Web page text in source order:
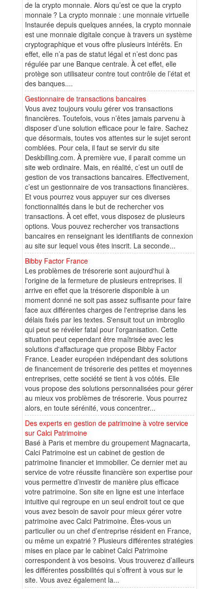
de la crypto monnaie. Alors qu’est ce que la crypto
monnaie ? La crypto monnaie : une monnaie virtuelle
Instaurée depuis quelques années, la crypto monnaie
est une monnaie digitale conçue à travers un système
cryptographique et vous offre plusieurs intérêts. En
effet, elle n’a pas de statut légal et n’est donc pas
régulée par une Banque centrale. À cet effet, elle
protège son utilisateur contre tout contrôle de l’état et
des banques....
Gestionnaire de transactions bancaires
Vous avez toujours voulu gérer vos transactions
financières. Toutefois, vous n’êtes jamais parvenu à
disposer d’une solution efficace pour le faire. Sachez
que désormais, toutes vos attentes sur le sujet seront
comblées. Pour cela, il faut se servir du site
Deskbilling.com. À première vue, il parait comme un
site web ordinaire. Mais, en réalité, c’est un outil de
gestion de vos transactions bancaires. Effectivement,
c’est un gestionnaire de vos transactions financières.
Et vous pourrez vous appuyer sur ces diverses
fonctionnalités dans le but de rechercher vos
transactions. À cet effet, vous disposez de plusieurs
options. Vous pouvez rechercher vos transactions
bancaires en renseignant les identifiants de connexion
au site sur lequel vous êtes inscrit. La seconde...
Bibby Factor France
Les problèmes de trésorerie sont aujourd'hui à
l'origine de la fermeture de plusieurs entreprises. Il
arrive en effet que la trésorerie disponible à un
moment donné ne soit pas assez suffisante pour faire
face aux différentes charges de l'entreprise dans les
délais fixés par les textes. S'ensuit tout un imbroglio
qui peut se révéler fatal pour l'organisation. Cette
situation peut cependant être maîtrisée avec les
solutions d'affacturage que propose Bibby Factor
France. Leader européen indépendant des solutions
de financement de trésorerie des petites et moyennes
entreprises, cette société se tient à vos côtés. Elle
vous propose des solutions personnalisées pour gérer
au mieux vos problèmes de trésorerie. Vous pourrez
alors, en toute sérénité, vous concentrer...
Des experts en gestion de patrimoine à votre service
sur Calci Patrimoine
Basé à Paris et membre du groupement Magnacarta,
Calci Patrimoine est un cabinet de gestion de
patrimoine financier et immobilier. Ce dernier met au
service de votre réussite financière son expertise pour
vous permettre d’investir de manière plus efficace
votre patrimoine. Son site en ligne est une interface
intuitive qui regroupe en un seul endroit tout ce que
vous avez besoin de savoir pour mieux gérer votre
patrimoine avec Calci Patrimoine. Êtes-vous un
particulier ou un chef d’entreprise résident en France,
ou même un expatrié ? Plusieurs différentes stratégies
mises en place par le cabinet Calci Patrimoine
correspondent à vos besoins. Vous trouverez d’ailleurs
les différentes possibilités qui s’offrent à vous sur le
site. Vous avez également la...